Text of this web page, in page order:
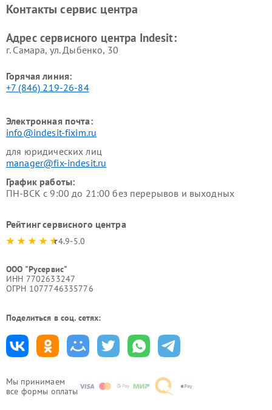
Мы принимаем
все формы оплаты
Indesit
Indesit
Контакты сервис центра
Адрес сервисного центра Indesit:
г. Самара, ул. Дыбенко, 30
Горячая линия:
+7 (846) 219-26-84
Электронная почта:
info@indesit-fixim.ru
для юридических лиц
manager@fix-indesit.ru
График работы:
ПН-ВСК с 9:00 до 21:00 без перерывов и выходных
Рейтинг сервисного центра
4.9-5.0
ООО "Русервис"
ИНН 7702633247
ОГРН 1077746335776
Поделиться в соц. сетях: